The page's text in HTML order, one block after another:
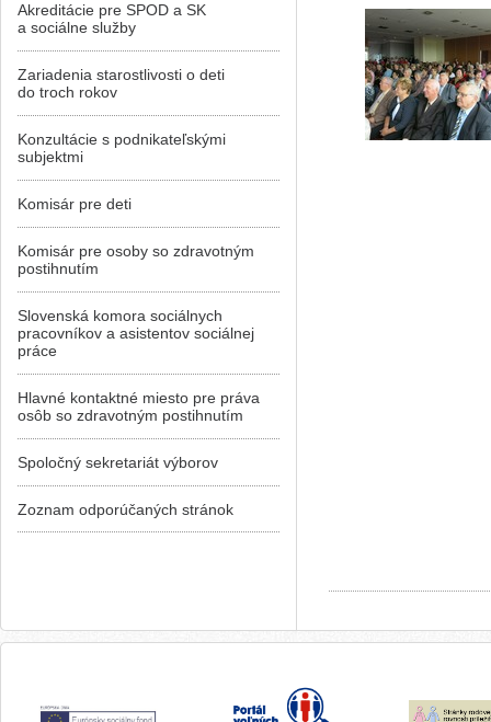
Akreditácie pre SPOD a SK
a sociálne služby
Zariadenia starostlivosti o deti
do troch rokov
Konzultácie s podnikateľskými
subjektmi
Komisár pre deti
Komisár pre osoby so zdravotným
postihnutím
Slovenská komora sociálnych
pracovníkov a asistentov sociálnej
práce
Hlavné kontaktné miesto pre práva
osôb so zdravotným postihnutím
Spoločný sekretariát výborov
Zoznam odporúčaných stránok